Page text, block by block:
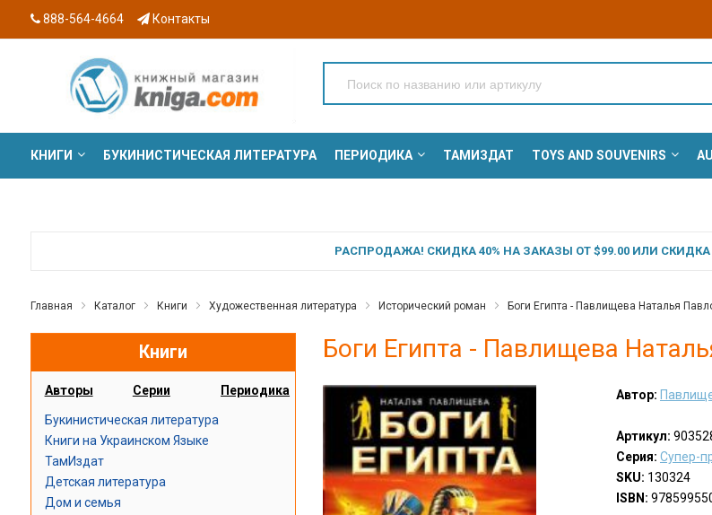
888-564-4664 Контакты
КНИГИ БУКИНИСТИЧЕСКАЯ ЛИТЕРАТУРА ПЕРИОДИКА ТАМИЗДАТ TOYS AND SOUVENIRS
РАСПРОДАЖА! СКИДКА 40% НА ЗАКАЗЫ ОТ $99.00 ИЛИ СКИДКА
Главная Каталог Книги Художественная литература Исторический роман Боги Египта - Павлищева Наталья
Книги
Авторы Серии Периодика
Букинистическая литература
Книги на Украинском Языке
ТамИздат
Детская литература
Дом и семья
Боги Египта - Павлищева
Автор:
Артикул:
Серия: Супер-
SKU: 130324
ISBN: